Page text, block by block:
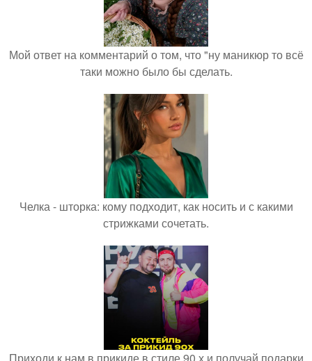
Мой ответ на комментарий о том, что "ну маникюр то всё
таки можно было бы сделать.
Челка - шторка: кому подходит, как носить и с какими
стрижками сочетать.
Приходи к нам в прикиде в стиле 90 х и получай подарки